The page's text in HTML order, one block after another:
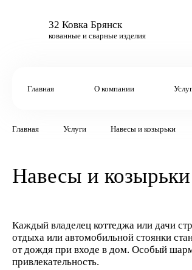
32 Ковка Брянск
кованные и сварные изделия
Главная О компании
Главная Услуги Навесы и козырьки
Навесы и козырьки
Каждый владелец коттеджа или дачи
отдыха или автомобильной стоянки
от дождя при входе в дом. Особый
привлекательность.